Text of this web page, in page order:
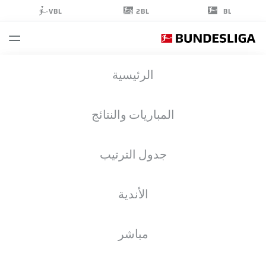
BL
2BL
VBL
الرئيسية
المباريات والنتائج
جدول الترتيب
الأندية
مباشر